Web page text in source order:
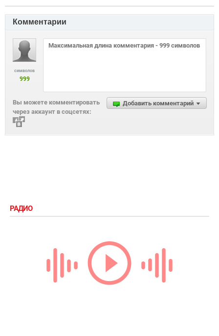
Комментарии
символов
999
Добавить комментарий
Вы можете комментировать
через аккаунт в соцсетях:
РАДИО